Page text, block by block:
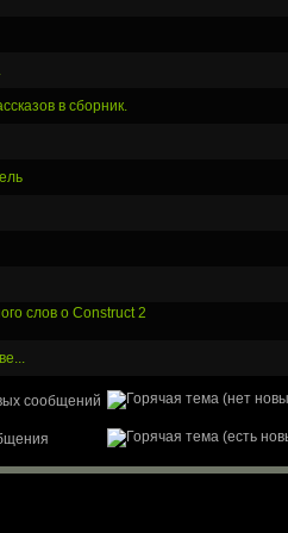
в сборник.
слов о Construct 2
сообщений